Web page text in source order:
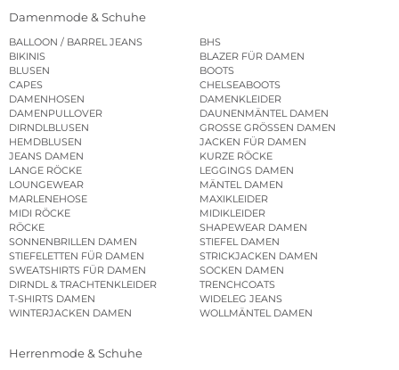
Damenmode & Schuhe
BALLOON / BARREL JEANS
BHS
BIKINIS
BLAZER FÜR DAMEN
BLUSEN
BOOTS
CAPES
CHELSEABOOTS
DAMENHOSEN
DAMENKLEIDER
DAMENPULLOVER
DAUNENMÄNTEL DAMEN
DIRNDLBLUSEN
GROSSE GRÖSSEN DAMEN
HEMDBLUSEN
JACKEN FÜR DAMEN
JEANS DAMEN
KURZE RÖCKE
LANGE RÖCKE
LEGGINGS DAMEN
LOUNGEWEAR
MÄNTEL DAMEN
MARLENEHOSE
MAXIKLEIDER
MIDI RÖCKE
MIDIKLEIDER
RÖCKE
SHAPEWEAR DAMEN
SONNENBRILLEN DAMEN
STIEFEL DAMEN
STIEFELETTEN FÜR DAMEN
STRICKJACKEN DAMEN
SWEATSHIRTS FÜR DAMEN
SOCKEN DAMEN
DIRNDL & TRACHTENKLEIDER
TRENCHCOATS
T-SHIRTS DAMEN
WIDELEG JEANS
WINTERJACKEN DAMEN
WOLLMÄNTEL DAMEN
Herrenmode & Schuhe